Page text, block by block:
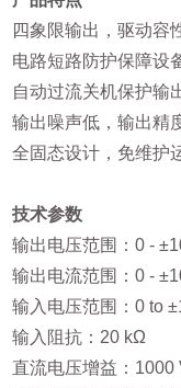
四象限输出，驱动容
电路短路防护保障设
自动过流关机保护输
输出噪声低，输出精
全固态设计，免维护
技术参数
输出电压范围：0 -
输出电流范围：0 -
输入电压范围：0 to
输入阻抗：20 kΩ
直流电压增益：1000